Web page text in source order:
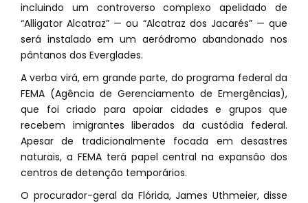
incluindo um controverso complexo apelidado de
“Alligator Alcatraz” — ou “Alcatraz dos Jacarés” — que
será instalado em um aeródromo abandonado nos
pântanos dos Everglades.
A verba virá, em grande parte, do programa federal da
FEMA (Agência de Gerenciamento de Emergências),
que foi criado para apoiar cidades e grupos que
recebem imigrantes liberados da custódia federal.
Apesar de tradicionalmente focada em desastres
naturais, a FEMA terá papel central na expansão dos
centros de detenção temporários.
O procurador-geral da Flórida, James Uthmeier, disse